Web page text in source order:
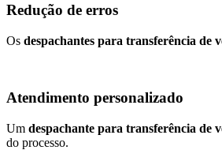
Redução de erros
Os despachantes para transferência de
Atendimento personalizado
Um despachante para transferência de
do processo.